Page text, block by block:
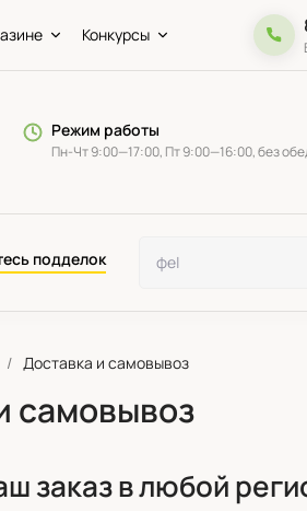
Конкурсы
Режим работы
Пн-Чт 9:00—17:00, Пт 9:00—16:00, без
подделок
/ Доставка и самовывоз
самовывоз
заказ в любой